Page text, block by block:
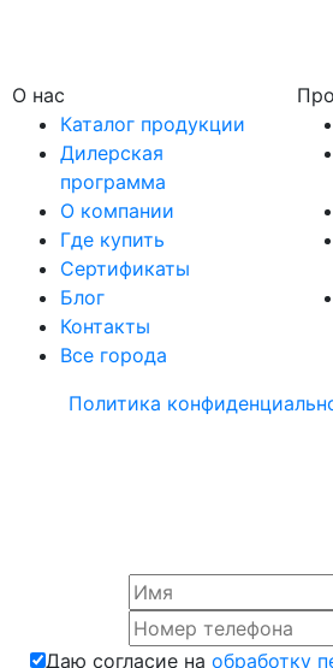
О нас
Каталог продукции
Дилерская
программа
О компании
Где купить
Сертификаты
Блог
Контакты
Все города
Политика
Даю согласие на обработку